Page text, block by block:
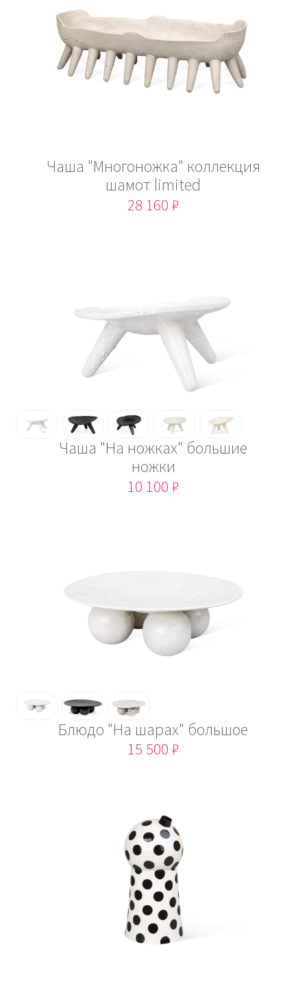
Чаша "Многоножка" коллекция
шамот limited
28 160 ₽
Чаша "На ножках" большие
ножки
10 100 ₽
Блюдо "На шарах" большое
15 500 ₽